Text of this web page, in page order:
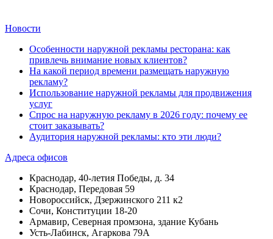
Новости
Особенности наружной рекламы ресторана: как
привлечь внимание новых клиентов?
На какой период времени размещать наружную
рекламу?
Использование наружной рекламы для продвижения
услуг
Спрос на наружную рекламу в 2026 году: почему ее
стоит заказывать?
Аудитория наружной рекламы: кто эти люди?
Адреса офисов
Краснодар, 40-летия Победы, д. 34
Краснодар, Передовая 59
Новороссийск, Дзержинского 211 к2
Сочи, Конституции 18-20
Армавир, Северная промзона, здание Кубань
Усть-Лабинск, Агаркова 79А